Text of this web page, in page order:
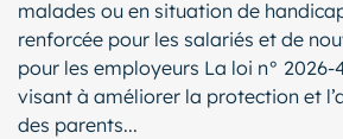
malades ou en situation de
renforcée pour les salariés et de
pour les employeurs La loi n° 2026-
visant à améliorer la protection et
des parents...